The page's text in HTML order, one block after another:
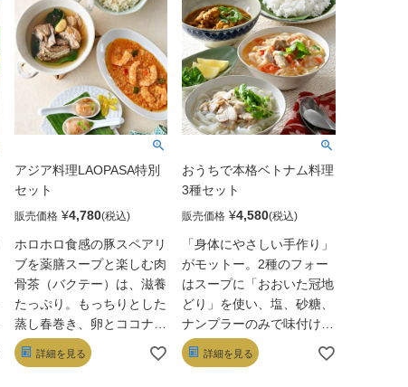
アジア料理LAOPASA特別
セット
販売価格 ¥4,780
ホロホロ食感の豚スペアリ
ブを薬膳スープと楽しむ肉
骨茶（バクテー）は、滋養
たっぷり。もっちりとした
蒸し春巻き、卵とココナッ
ツミルクでまろやかな辛さ
に仕上げたエビチリまで、
詳細を見る
おうちで本格ベトナム料理
3種セット
販売価格 ¥4,580
「身体にやさしい手作り」
がモットー。2種のフォー
はスープに「おおいた冠地
どり」を使い、塩、砂糖、
ナンプラーのみで味付け。
鶏ダシの旨みと米粉麺が響
きあう清らかな味わいだ。
詳細を見る